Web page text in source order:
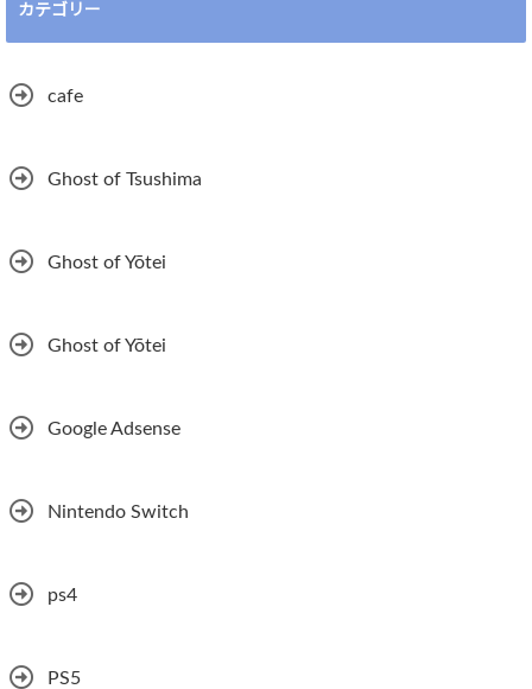
カテゴリー
cafe
Ghost of Tsushima
Ghost of Yōtei
Ghost of Yōtei
Google Adsense
Nintendo Switch
ps4
PS5